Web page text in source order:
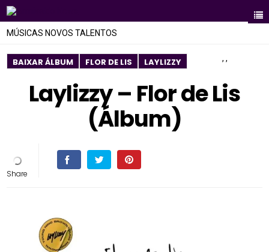
MÚSICAS NOVOS TALENTOS
BAIXAR ÁLBUM ,
FLOR DE LIS ,
LAYLIZZY
Laylizzy – Flor de Lis
(Álbum)